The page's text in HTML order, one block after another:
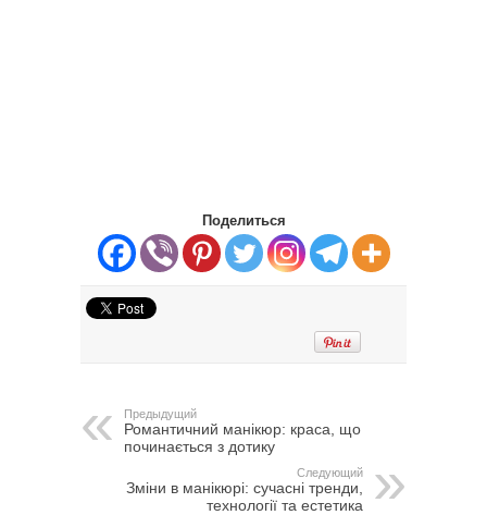
Поделиться
Предыдущий
Романтичний манікюр: краса, що
починається з дотику
Следующий
Зміни в манікюрі: сучасні тренди,
технології та естетика